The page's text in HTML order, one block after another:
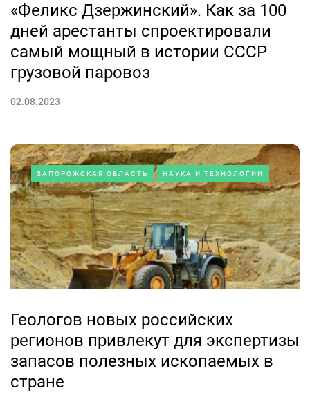
«Феликс Дзержинский». Как за 100
дней арестанты спроектировали
самый мощный в истории СССР
грузовой паровоз
02.08.2023
ЗАПОРОЖСКАЯ ОБЛАСТЬ НАУКА И ТЕХНОЛОГИИ
Геологов новых российских
регионов привлекут для экспертизы
запасов полезных ископаемых в
стране